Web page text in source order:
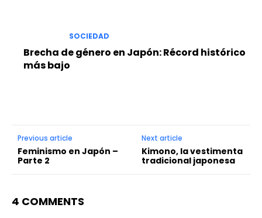
SOCIEDAD
Brecha de género en Japón: Récord histórico
más bajo
Previous article
Feminismo en Japón –
Parte 2
Next article
Kimono, la vestimenta
tradicional japonesa
4 COMMENTS